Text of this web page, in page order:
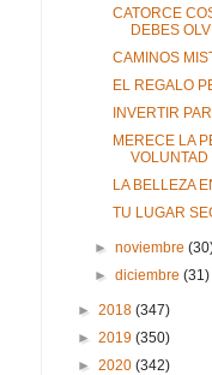
CATORCE
DEBES
CAMINOS
EL REGALO
INVERTIR
MERECE LA
VOLUNTAD
LA BELLEZA
TU LUGAR
►noviembre
►diciembre(31)
► 2018 (347)
► 2019 (350)
► 2020 (342)